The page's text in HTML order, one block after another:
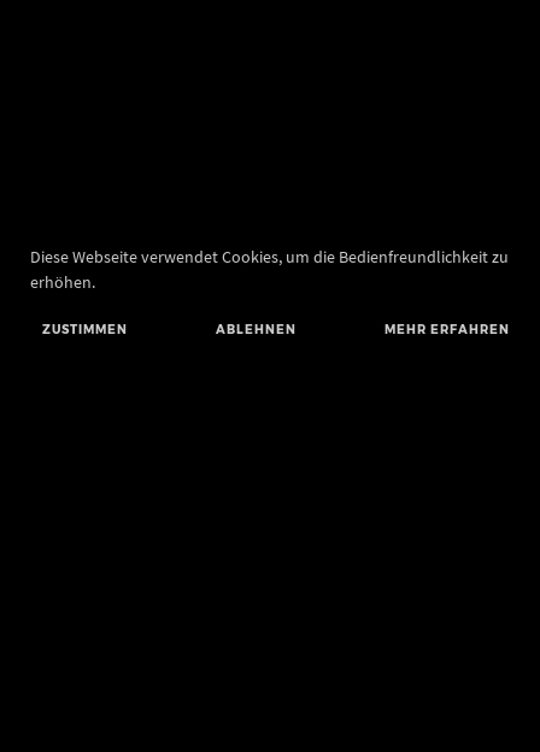
Diese Webseite verwendet Cookies, um die Bedienfreundlichkeit zu
erhöhen.
ZUSTIMMEN ABLEHNEN MEHR ERFAHREN